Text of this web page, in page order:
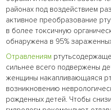
районах под воздействием
активное преобразование
в более токсичную
обнаружена в 95%
Отравлениям
сильнее всего подвержены
женщины накапливающаяся
возникновению
рожденных детей. Чтобы